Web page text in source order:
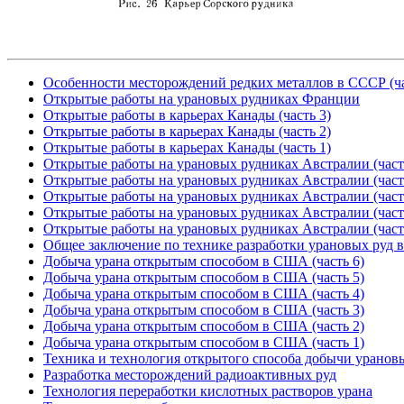
Особенности месторождений редких металлов в СССР
Открытые работы на урановых рудниках Франции
Открытые работы в карьерах Канады (часть 3)
Открытые работы в карьерах Канады (часть 2)
Открытые работы в карьерах Канады (часть 1)
Открытые работы на урановых рудниках Австралии
Открытые работы на урановых рудниках Австралии
Открытые работы на урановых рудниках Австралии
Открытые работы на урановых рудниках Австралии
Открытые работы на урановых рудниках Австралии
Общее заключение по технике разработки урановых
Добыча урана открытым способом в США (часть 6)
Добыча урана открытым способом в США (часть 5)
Добыча урана открытым способом в США (часть 4)
Добыча урана открытым способом в США (часть 3)
Добыча урана открытым способом в США (часть 2)
Добыча урана открытым способом в США (часть 1)
Техника и технология открытого способа добычи
Разработка месторождений радиоактивных руд
Технология переработки кислотных растворов урана